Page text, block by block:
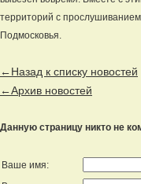
территорий с
Подмосковья.
←Назад к списку новостей
←Архив новостей
Данную страницу никто не
Ваше имя: